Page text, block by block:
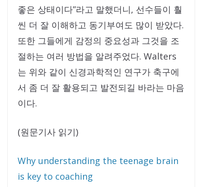
좋은 상태이다”라고 말했더니, 선수들이 훨
씬 더 잘 이해하고 동기부여도 많이 받았다.
또한 그들에게 감정의 중요성과 그것을 조
절하는 여러 방법을 알려주었다. Walters
는 위와 같이 신경과학적인 연구가 축구에
서 좀 더 잘 활용되고 발전되길 바라는 마음
이다.
(원문기사 읽기)
Why understanding the teenage brain
is key to coaching